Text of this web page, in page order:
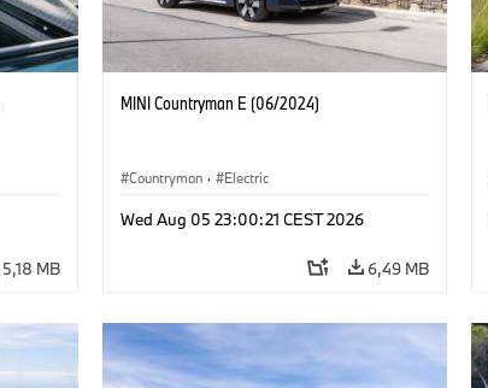
5,18 MB
MINI Countryman E (06/2024)
Countryman · Electric
Wed Aug 05 23:00:21 CEST 2026
6,49 MB